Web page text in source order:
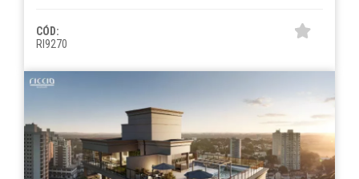
CÓD:
RI9270